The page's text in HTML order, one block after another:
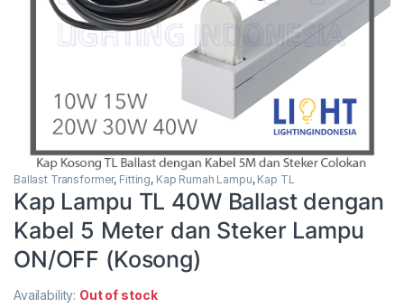
Ballast Transformer, Fitting, Kap Rumah Lampu, Kap TL
Kap Lampu TL 40W Ballast dengan
Kabel 5 Meter dan Steker Lampu
ON/OFF (Kosong)
Availability: Out of stock